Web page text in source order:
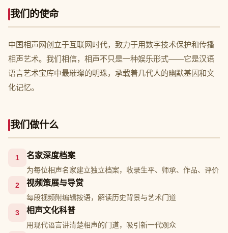
我们的使命
中国相声网创立于互联网时代，致力于用数字技术保护和传播
相声艺术。我们相信，相声不只是一种娱乐形式——它是汉语
语言艺术宝库中最璀璨的明珠，承载着几代人的幽默基因和文
化记忆。
我们做什么
1 名家深度档案
为每位相声名家建立独立档案，收录生平、师承、作品、评价
2
视频策展与导赏
每段视频附编辑按语，解读历史背景与艺术门道
3
相声文化科普
用现代语言讲清楚相声的门道，吸引新一代观众